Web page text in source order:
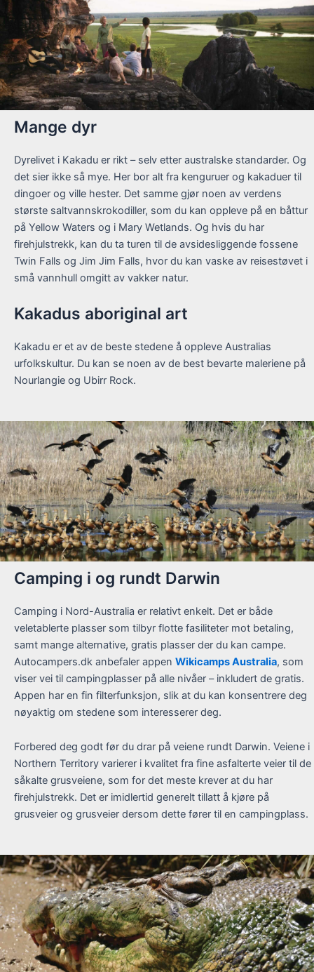
Mange dyr
Dyrelivet i Kakadu er rikt – selv etter australske standarder. Og
det sier ikke så mye. Her bor alt fra kenguruer og kakaduer til
dingoer og ville hester. Det samme gjør noen av verdens
største saltvannskrokodiller, som du kan oppleve på en båttur
på Yellow Waters og i Mary Wetlands. Og hvis du har
firehjulstrekk, kan du ta turen til de avsidesliggende fossene
Twin Falls og Jim Jim Falls, hvor du kan vaske av reisestøvet i
små vannhull omgitt av vakker natur.
Kakadus aboriginal art
Kakadu er et av de beste stedene å oppleve Australias
urfolkskultur. Du kan se noen av de best bevarte maleriene på
Nourlangie og Ubirr Rock.
Camping i og rundt Darwin
Camping i Nord-Australia er relativt enkelt. Det er både
veletablerte plasser som tilbyr flotte fasiliteter mot betaling,
samt mange alternative, gratis plasser der du kan campe.
Autocampers.dk anbefaler appen Wikicamps Australia, som
viser vei til campingplasser på alle nivåer – inkludert de gratis.
Appen har en fin filterfunksjon, slik at du kan konsentrere deg
nøyaktig om stedene som interesserer deg.
Forbered deg godt før du drar på veiene rundt Darwin. Veiene i
Northern Territory varierer i kvalitet fra fine asfalterte veier til de
såkalte grusveiene, som for det meste krever at du har
firehjulstrekk. Det er imidlertid generelt tillatt å kjøre på
grusveier og grusveier dersom dette fører til en campingplass.